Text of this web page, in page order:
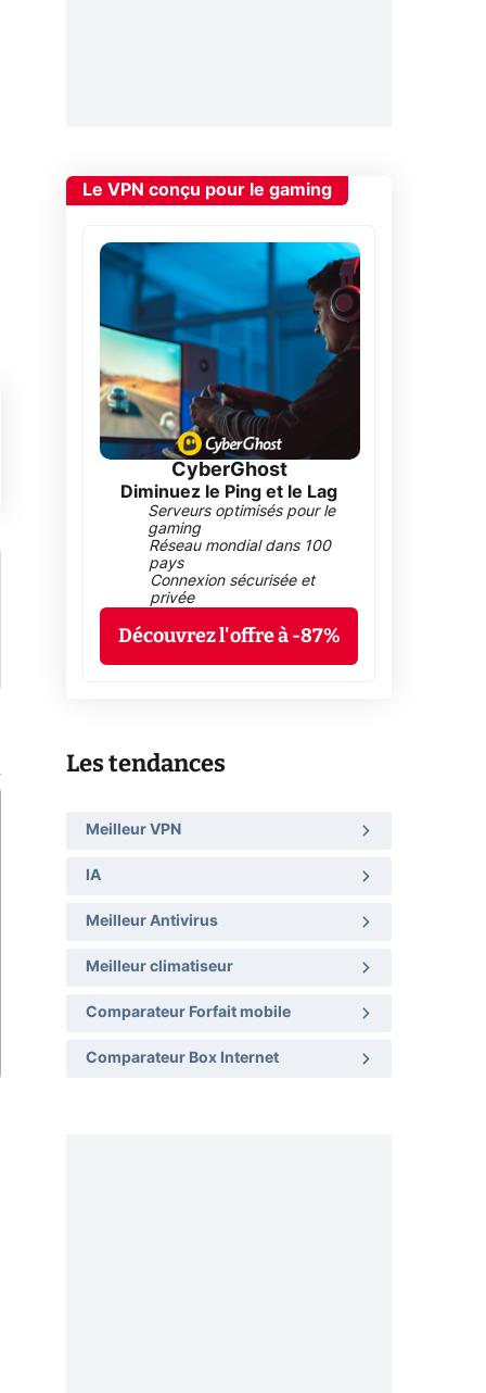
Le VPN conçu pour le gaming
CyberGhost
Diminuez le Ping et le Lag
Serveurs optimisés pour le
gaming
Réseau mondial dans 100
pays
Connexion sécurisée et
privée
Découvrez l'offre à -87%
Les tendances
Meilleur VPN
IA
Meilleur Antivirus
Meilleur climatiseur
Comparateur Forfait mobile
Comparateur Box Internet